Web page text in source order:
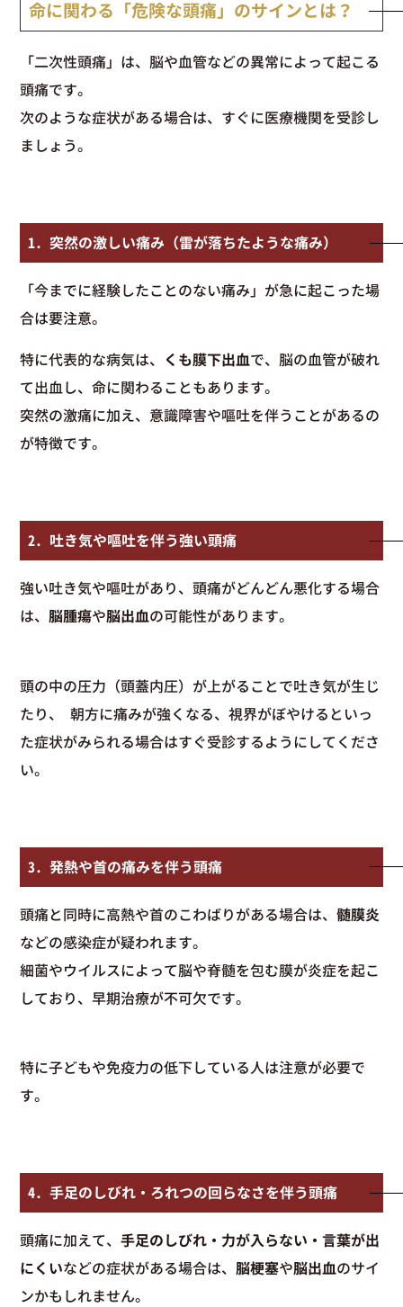
命に関わる「危険な頭痛」のサインとは？
「二次性頭痛」は、脳や血管などの異常によって起こる
頭痛です。
次のような症状がある場合は、すぐに医療機関を受診し
ましょう。
1. 突然の激しい痛み（雷が落ちたような痛み）
「今までに経験したことのない痛み」が急に起こった場
合は要注意。
特に代表的な病気は、 くも膜下出血で、脳の血管が破れ
て出血し、命に関わることもあります。
突然の激痛に加え、意識障害や嘔吐を伴うことがあるの
が特徴です。
2. 吐き気や嘔吐を伴う強い頭痛
強い吐き気や嘔吐があり、頭痛がどんどん悪化する場合
は、脳腫瘍や脳出血の可能性があります。
頭の中の圧力（頭蓋内圧）が上がることで吐き気が生じ
たり、 朝方に痛みが強くなる、視界がぼやけるといっ
た症状がみられる場合はすぐ受診するようにしてくださ
い。
3. 発熱や首の痛みを伴う頭痛
頭痛と同時に高熱や首のこわばりがある場合は、髄膜炎
などの感染症が疑われます。
細菌やウイルスによって脳や脊髄を包む膜が炎症を起こ
しており、早期治療が不可欠です。
特に子どもや免疫力の低下している人は注意が必要で
す。
4. 手足のしびれ・ろれつの回らなさを伴う頭痛
頭痛に加えて、手足のしびれ・力が入らない・言葉が出
にくいなどの症状がある場合は、脳梗塞や脳出血のサイ
ンかもしれません。